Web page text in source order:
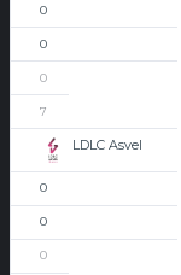
0
0
0
7
LDLC Asvel
0
0
0